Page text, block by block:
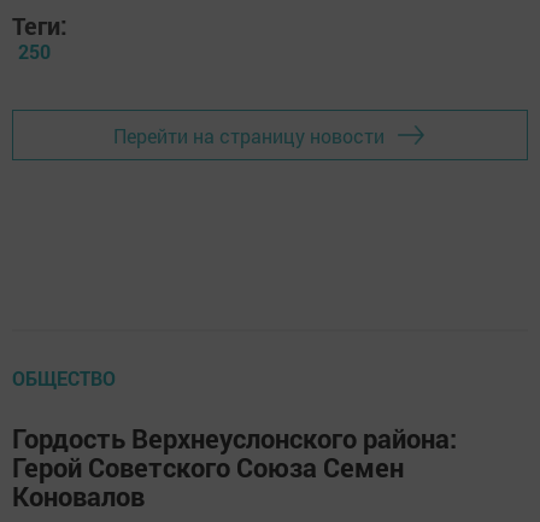
Теги:
250
Перейти на страницу новости
ОБЩЕСТВО
Гордость Верхнеуслонского района:
Герой Советского Союза Семен
Коновалов